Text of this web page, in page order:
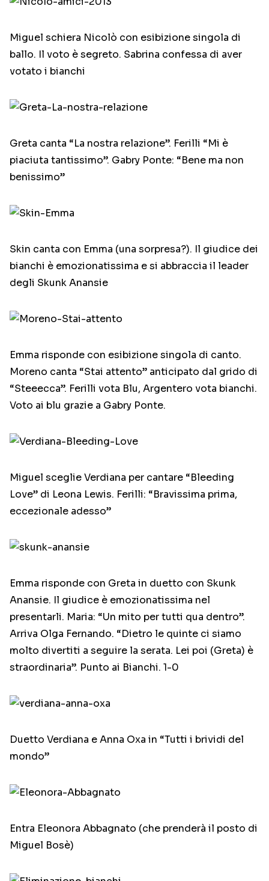
Miguel schiera Nicolò con esibizione singola di
ballo. Il voto è segreto. Sabrina confessa di aver
votato i bianchi
Greta canta “La nostra relazione”. Ferilli “Mi è
piaciuta tantissimo”. Gabry Ponte: “Bene ma non
benissimo”
Skin canta con Emma (una sorpresa?). Il giudice dei
bianchi è emozionatissima e si abbraccia il leader
degli Skunk Anansie
Emma risponde con esibizione singola di canto.
Moreno canta “Stai attento” anticipato dal grido di
“Steeecca”. Ferilli vota Blu, Argentero vota bianchi.
Voto ai blu grazie a Gabry Ponte.
Miguel sceglie Verdiana per cantare “Bleeding
Love” di Leona Lewis. Ferilli: “Bravissima prima,
eccezionale adesso”
Emma risponde con Greta in duetto con Skunk
Anansie. Il giudice è emozionatissima nel
presentarli. Maria: “Un mito per tutti qua dentro”.
Arriva Olga Fernando. “Dietro le quinte ci siamo
molto divertiti a seguire la serata. Lei poi (Greta) è
straordinaria”. Punto ai Bianchi. 1-0
Duetto Verdiana e Anna Oxa in “Tutti i brividi del
mondo”
Entra Eleonora Abbagnato (che prenderà il posto di
Miguel Bosè)